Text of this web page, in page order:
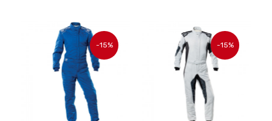
-15% -15%